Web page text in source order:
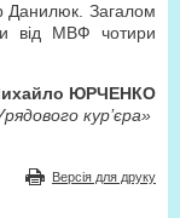
Данилюк. Загалом
від МВФ чотири
ЮРЧЕНКО
кур’єра»
Версія для друку